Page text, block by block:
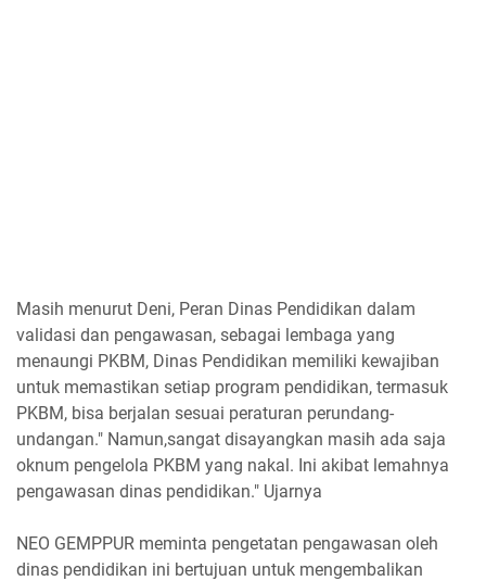
Masih menurut Deni, Peran Dinas Pendidikan dalam
validasi dan pengawasan, sebagai lembaga yang
menaungi PKBM, Dinas Pendidikan memiliki kewajiban
untuk memastikan setiap program pendidikan, termasuk
PKBM, bisa berjalan sesuai peraturan perundang-
undangan." Namun,sangat disayangkan masih ada saja
oknum pengelola PKBM yang nakal. Ini akibat lemahnya
pengawasan dinas pendidikan." Ujarnya
NEO GEMPPUR meminta pengetatan pengawasan oleh
dinas pendidikan ini bertujuan untuk mengembalikan